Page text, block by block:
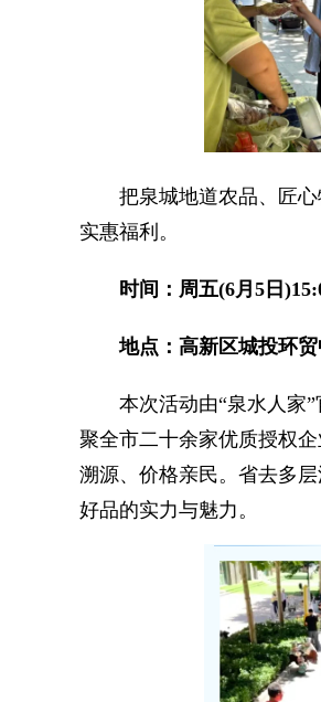
把泉城地道农品、匠心
实惠福利。
时间：周五(6月5日
地点：高新区城投环贸
本次活动由“泉水人家”
聚全市二十余家优质授权
溯源、价格亲民。省去多
好品的实力与魅力。